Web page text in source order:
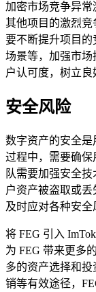
加密市场竞争异常
其他项目的激烈竞
要不断提升项目的
场景等，加强市场
户认可度，树立良
安全风险
数字资产的安全是
过程中，需要确保
队需要加强安全
户资产被盗取或丢
及时应对各种安全
将 FEG 引入
为 FEG 带来更多
多的资产选择和
销等有效途径，